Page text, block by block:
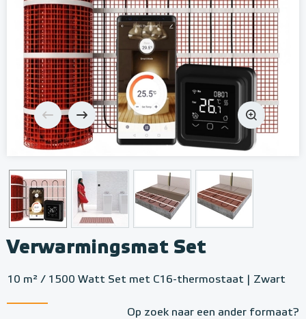
Verwarmingsmat Set
10 m² / 1500 Watt Set met C16-thermostaat | Zwart
Op zoek naar een ander formaat?